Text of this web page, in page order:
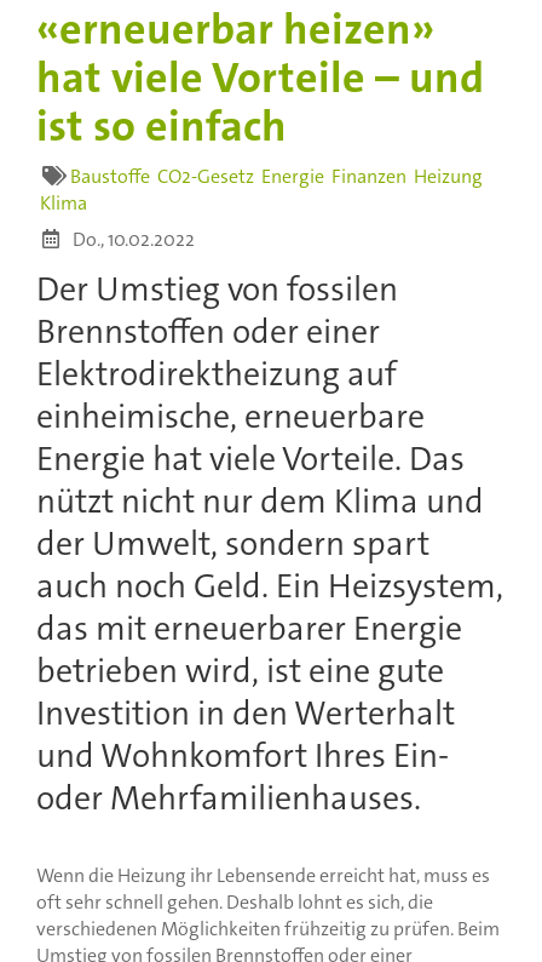
«erneuerbar heizen»
hat viele Vorteile – und
ist so einfach
Baustoffe CO2-Gesetz Energie Finanzen Heizung
Klima
Do., 10.02.2022
Der Umstieg von fossilen
Brennstoffen oder einer
Elektrodirektheizung auf
einheimische, erneuerbare
Energie hat viele Vorteile. Das
nützt nicht nur dem Klima und
der Umwelt, sondern spart
auch noch Geld. Ein Heizsystem,
das mit erneuerbarer Energie
betrieben wird, ist eine gute
Investition in den Werterhalt
und Wohnkomfort Ihres Ein-
oder Mehrfamilienhauses.
Wenn die Heizung ihr Lebensende erreicht hat, muss es
oft sehr schnell gehen. Deshalb lohnt es sich, die
verschiedenen Möglichkeiten frühzeitig zu prüfen. Beim
Umstieg von fossilen Brennstoffen oder einer